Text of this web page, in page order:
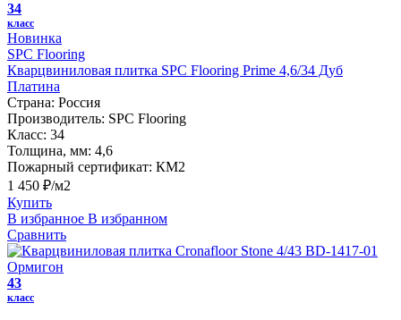
34
класс
Новинка
SPC Flooring
Кварцвиниловая плитка SPC Flooring Prime 4,6/34 Дуб
Платина
Страна: Россия
Производитель: SPC Flooring
Класс: 34
Толщина, мм: 4,6
Пожарный сертификат: КМ2
1 450 ₽/м2
Купить
В избранное В избранном
Сравнить
43
класс